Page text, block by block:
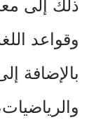
ذلك إلى
وقواعد
بالإضافة